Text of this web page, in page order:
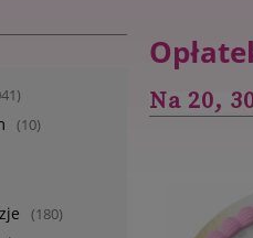
(10)
(180)
Na 20,